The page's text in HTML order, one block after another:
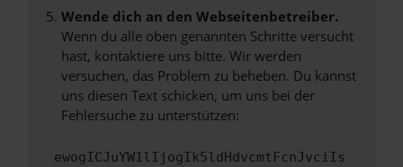
Wende dich an den Webseitenbetreiber.
Wenn du alle oben genannten Schritte versucht
hast, kontaktiere uns bitte. Wir werden
versuchen, das Problem zu beheben. Du kannst
uns diesen Text schicken, um uns bei der
Fehlersuche zu unterstützen:
ewogICJuYW1lIjogIk5ldHdvcmtFcnJvciIs